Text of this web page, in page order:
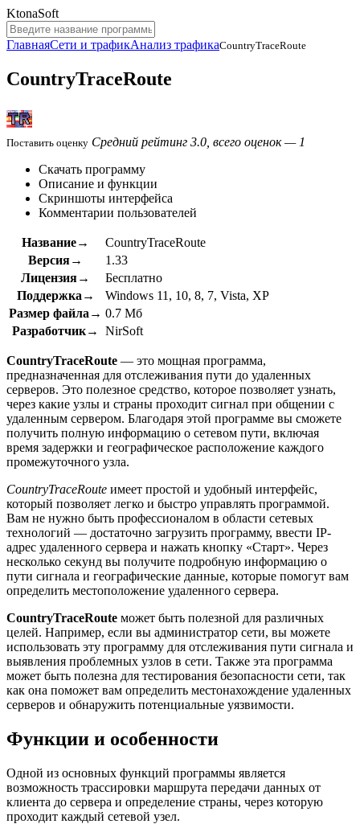
KtonaSoft
ГлавнаяСети и трафикАнализ трафикаCountryTraceRoute
CountryTraceRoute
Поставить оценку Средний рейтинг 3.0, всего оценок — 1
Скачать программу
Описание и функции
Скриншоты интерфейса
Комментарии пользователей
Название→
CountryTraceRoute
Версия→
1.33
Лицензия→
Бесплатно
Поддержка→
Windows 11, 10, 8, 7, Vista, XP
Размер файла→ 0.7 Мб
Разработчик→
NirSoft
CountryTraceRoute — это мощная программа,
предназначенная для отслеживания пути до удаленных
серверов. Это полезное средство, которое позволяет узнать,
через какие узлы и страны проходит сигнал при общении с
удаленным сервером. Благодаря этой программе вы сможете
получить полную информацию о сетевом пути, включая
время задержки и географическое расположение каждого
промежуточного узла.
CountryTraceRoute имеет простой и удобный интерфейс,
который позволяет легко и быстро управлять программой.
Вам не нужно быть профессионалом в области сетевых
технологий — достаточно загрузить программу, ввести IP-
адрес удаленного сервера и нажать кнопку «Старт». Через
несколько секунд вы получите подробную информацию о
пути сигнала и географические данные, которые помогут вам
определить местоположение удаленного сервера.
CountryTraceRoute может быть полезной для различных
целей. Например, если вы администратор сети, вы можете
использовать эту программу для отслеживания пути сигнала и
выявления проблемных узлов в сети. Также эта программа
может быть полезна для тестирования безопасности сети, так
как она поможет вам определить местонахождение удаленных
серверов и обнаружить потенциальные уязвимости.
Функции и особенности
Одной из основных функций программы является
возможность трассировки маршрута передачи данных от
клиента до сервера и определение страны, через которую
проходит каждый сетевой узел.